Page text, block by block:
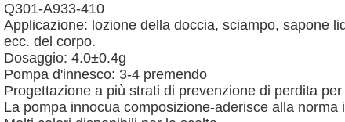
Q301-A933-410
Applicazione: lozione della doccia, sciampo, sapone
ecc. del corpo.
Dosaggio: 4.0±0.4g
Pompa d'innesco: 3-4 premendo
Progettazione a più strati di prevenzione di perdita
La pompa innocua composizione-aderisce alla norma